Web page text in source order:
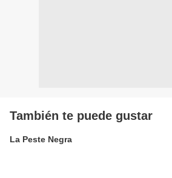
También te puede gustar
La Peste Negra